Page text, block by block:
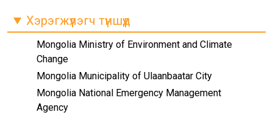
Хэрэгжүүлэгч түншүүд
Mongolia Ministry of Environment and Climate
Change
Mongolia Municipality of Ulaanbaatar City
Mongolia National Emergency Management
Agency